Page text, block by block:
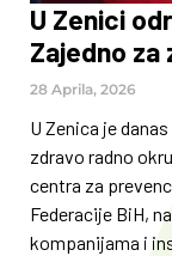
U Zenici
Zajedno
28 Aprila, 2026
U Zenica je
zdravo radno
centra za
Federacije BiH,
kompanijama i